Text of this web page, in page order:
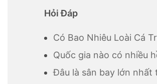
Hỏi Đáp
Có Bao Nhiêu Loài Cá
Quốc gia nào có nhiều
Đâu là sân bay lớn nhất